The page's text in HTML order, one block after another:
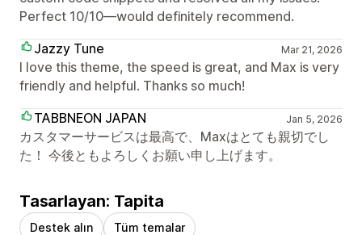
Perfect 10/10—would definitely recommend.
Jazzy Tune
Mar 21, 2026
I love this theme, the speed is great, and Max is very
friendly and helpful. Thanks so much!
TABBNEON JAPAN
Jan 5, 2026
カスタマーサービスは最高で、Maxはとても親切でし
た！ 今後ともよろしくお願い申し上げます。
Tasarlayan: Tapita
Destek alın Tüm temalar